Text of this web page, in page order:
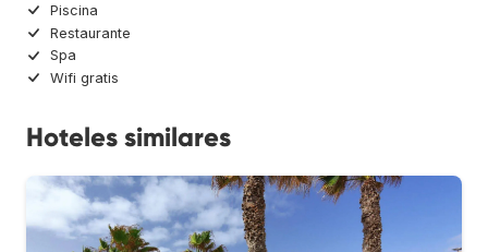
Piscina
Restaurante
Spa
Wifi gratis
Hoteles similares